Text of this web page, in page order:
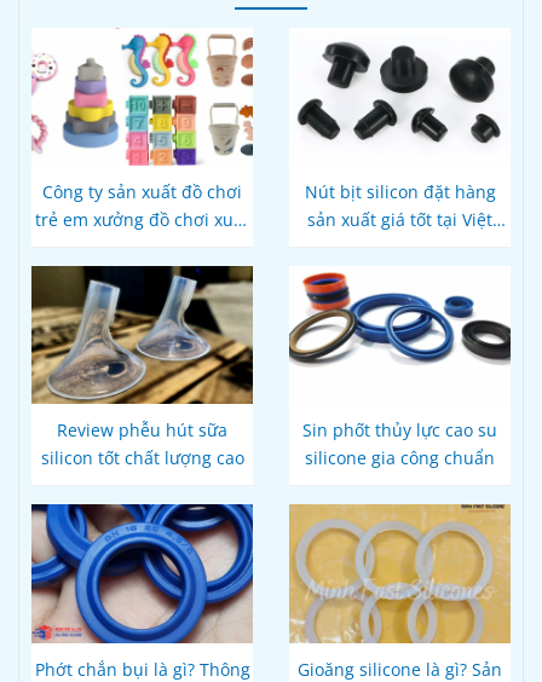
Công ty sản xuất đồ chơi
trẻ em xưởng đồ chơi xuất
Nút bịt silicon đặt hàng
sản xuất giá tốt tại Việt
Review phễu hút sữa
silicon tốt chất lượng cao
Sin phốt thủy lực cao su
silicone gia công chuẩn
Phớt chắn bụi là gì? Thông
Gioăng silicone là gì? Sản